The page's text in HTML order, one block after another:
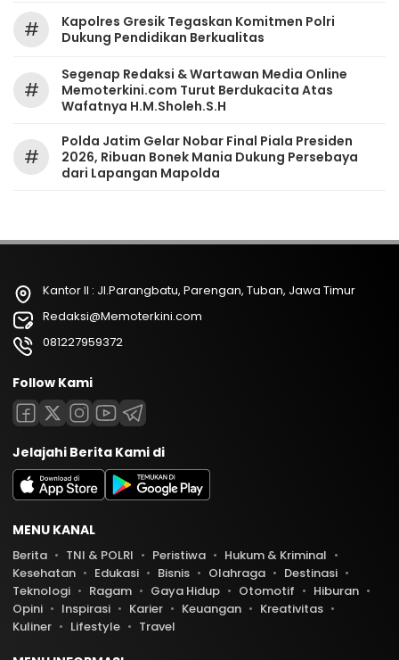
#
Kapolres Gresik Tegaskan Komitmen Polri
Dukung Pendidikan Berkualitas
#
Segenap Redaksi & Wartawan Media Online
Memoterkini.com Turut Berdukacita Atas
Wafatnya H.M.Sholeh.S.H
#
Polda Jatim Gelar Nobar Final Piala Presiden
2026, Ribuan Bonek Mania Dukung Persebaya
dari Lapangan Mapolda
Kantor II : Jl.Parangbatu, Parengan, Tuban, Jawa Timur
Redaksi@Memoterkini.com
081227959372
Follow Kami
Jelajahi Berita Kami di
MENU KANAL
Berita TNI & POLRI Peristiwa
Hukum & Kriminal
Kesehatan
Edukasi Bisnis Olahraga
Destinasi
Teknologi
Ragam Gaya Hidup Otomotif
Hiburan
Opini
Inspirasi Karier Keuangan
Kreativitas
Kuliner
Lifestyle Travel